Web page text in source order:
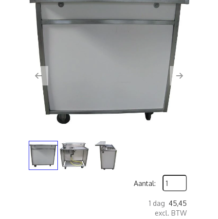
Previous Next
Aantal:
1 dag 45,45
excl. BTW